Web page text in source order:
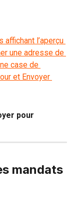
pour
mandats